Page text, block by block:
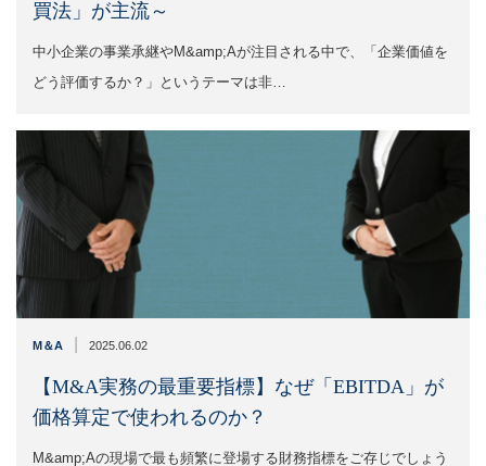
買法」が主流～
中小企業の事業承継やM&amp;Aが注目される中で、「企業価値を
どう評価するか？」というテーマは非…
M＆A 2025.06.02
【M&A実務の最重要指標】なぜ「EBITDA」が
価格算定で使われるのか？
M&amp;Aの現場で最も頻繁に登場する財務指標をご存じでしょう